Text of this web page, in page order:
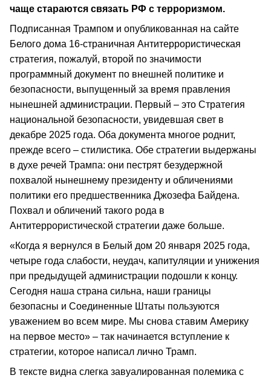
чаще стараются связать РФ с терроризмом.
Подписанная Трампом и опубликованная на сайте
Белого дома 16-страничная Антитеррористическая
стратегия, пожалуй, второй по значимости
программный документ по внешней политике и
безопасности, выпущенный за время правления
нынешней администрации. Первый – это Стратегия
национальной безопасности, увидевшая свет в
декабре 2025 года. Оба документа многое роднит,
прежде всего – стилистика. Обе стратегии выдержаны
в духе речей Трампа: они пестрят безудержной
похвалой нынешнему президенту и обличениями
политики его предшественника Джозефа Байдена.
Похвал и обличений такого рода в
Антитеррористической стратегии даже больше.
«Когда я вернулся в Белый дом 20 января 2025 года,
четыре года слабости, неудач, капитуляции и унижения
при предыдущей администрации подошли к концу.
Сегодня наша страна сильна, наши границы
безопасны и Соединенные Штаты пользуются
уважением во всем мире. Мы снова ставим Америку
на первое место» – так начинается вступление к
стратегии, которое написал лично Трамп.
В тексте видна слегка завуалированная полемика с